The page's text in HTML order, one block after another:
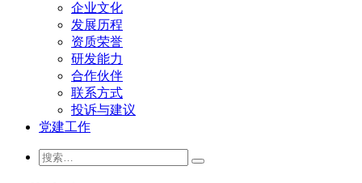
企业文化
发展历程
资质荣誉
研发能力
合作伙伴
联系方式
投诉与建议
党建工作